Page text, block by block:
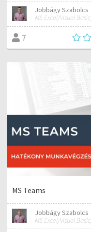
Jobbágy Szabolcs
7
MS Teams
Jobbágy Szabolcs